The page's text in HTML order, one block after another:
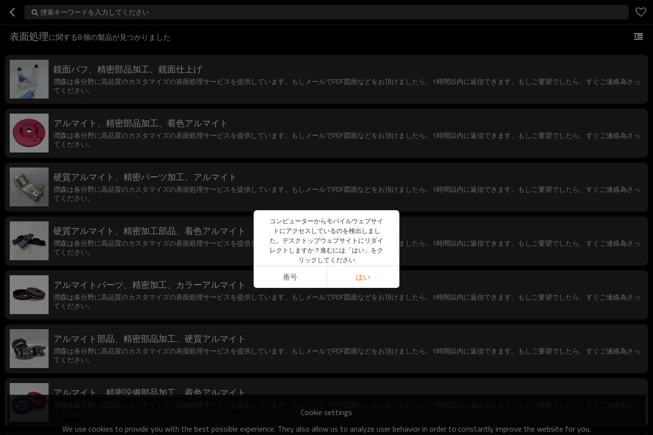
捜索キーワードを入力してください
表面処理に関する8個の製品が見つかりました
鏡面バフ、精密部品加工、鏡面仕上げ
潤森は各分野に高品質のカスタマイズの表面処理サービスを提供しています。もしメールでPDF図面などをお頂けましたら、1時間以内に返信できます。もしご要望でしたら、すぐご連絡為さっ
てください。
アルマイト、精密部品加工、着色アルマイト
潤森は各分野に高品質のカスタマイズの表面処理サービスを提供しています。もしメールでPDF図面などをお頂けましたら、1時間以内に返信できます。もしご要望でしたら、すぐご連絡為さっ
てください。
硬質アルマイト、精密パーツ加工、アルマイト
潤森は各分野に高品質のカスタマイズの表面処理サービスを提供しています。もしメールでPDF図面などをお頂けましたら、1時間以内に返信できます。もしご要望でしたら、すぐご連絡為さっ
てください。
硬質アルマイト、精密加工部品、着色アルマイト
潤森は各分野に高品質のカスタマイズの表面処理サービスを提供しています。もしメールでPDF図面などをお頂けましたら、1時間以内に返信できます。もしご要望でしたら、すぐご連絡為さっ
てください。
アルマイトパーツ、精密加工、カラーアルマイト
潤森は各分野に高品質のカスタマイズの表面処理サービスを提供しています。もしメールでPDF図面などをお頂けましたら、1時間以内に返信できます。もしご要望でしたら、すぐご連絡為さっ
てください。
アルマイト部品、精密部品加工、硬質アルマイト
潤森は各分野に高品質のカスタマイズの表面処理サービスを提供しています。もしメールでPDF図面などをお頂けましたら、1時間以内に返信できます。もしご要望でしたら、すぐご連絡為さっ
てください。
アルマイト、精密設備部品加工、着色アルマイト
Cookie settings
We use cookies to provide you with the best possible experience. They also allow us to analyze user behavior in order to constantly improve the website for you.
コンピューターからモバイルウェブサイ
トにアクセスしているのを検出しまし
た。デスクトップウェブサイトにリダイ
レクトしますか？進むには「はい」をク
リックしてください
番号 はい